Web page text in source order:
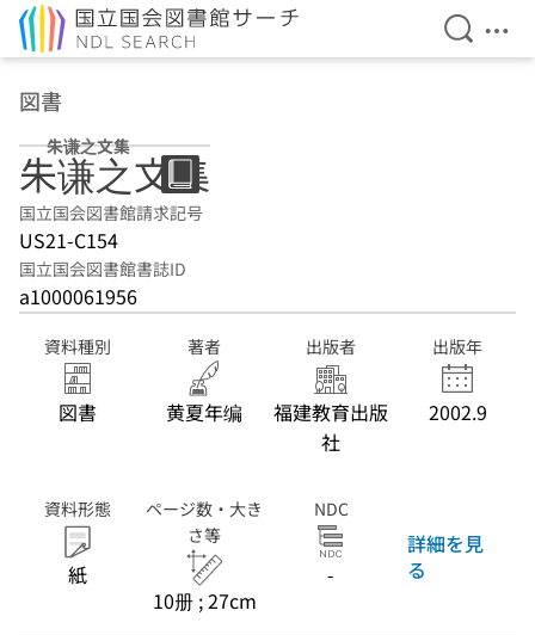
検索を
メ
図書
朱谦之文集
朱谦之文集
国立国会図書館請求記号
US21-C154
国立国会図書館書誌ID
a1000061956
資料種別
図書
著者
黄夏年编
出版者
福建教育出版
社
出版年
2002.9
資料形態
紙
ページ数・大き
さ等
10册 ; 27cm
NDC
-
詳細を見
る